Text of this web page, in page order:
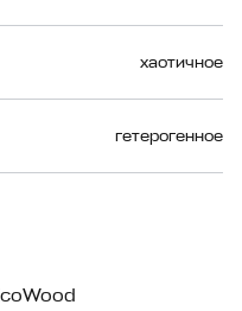
хаотичное
гетерогенное